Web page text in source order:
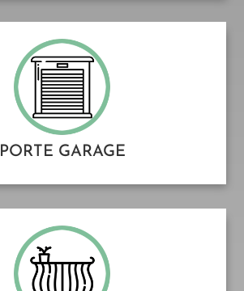
PORTE GARAGE